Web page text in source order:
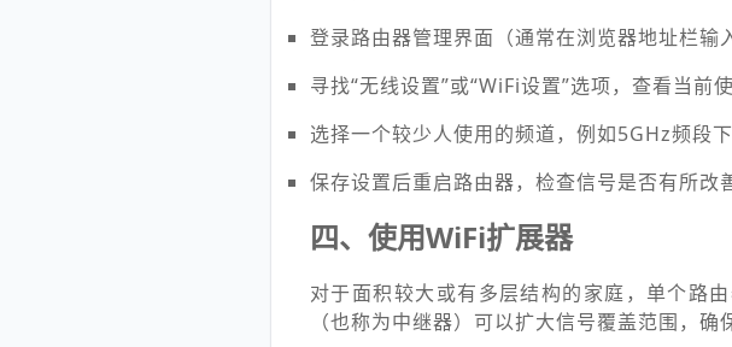
登录路由器管理界面（通常在浏览器地址栏输
寻找“无线设置”或“WiFi设置”选项，查看当前
选择一个较少人使用的频道，例如5GHz频段
保存设置后重启路由器，检查信号是否有所改
四、使用WiFi扩展器
对于面积较大或有多层结构的家庭，单个路
（也称为中继器）可以扩大信号覆盖范围，